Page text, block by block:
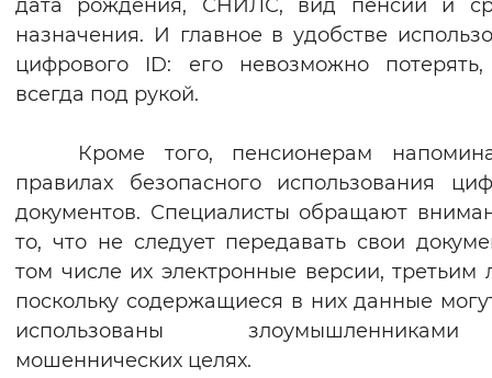
дата рождения, СНИЛС, вид пенсии и
назначения. И главное в удобстве
цифрового ID: его невозможно
всегда под рукой.
Кроме того, пенсионерам
правилах безопасного использования
документов. Специалисты обращают
то, что не следует передавать свои
том числе их электронные версии, третьим
поскольку содержащиеся в них данные
использованы
мошеннических целях.